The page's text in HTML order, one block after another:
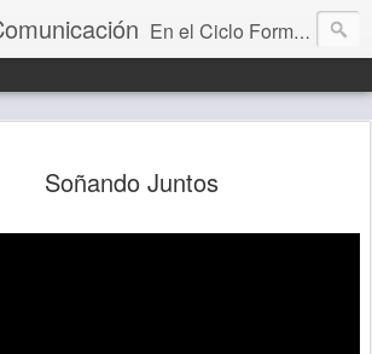
En el Ciclo Formativo "Educación Infantil" aprendemos a programar y evaluar situaciones de aprendizaje que desarrollan la capacidad comunicativa.
Soñando Juntos